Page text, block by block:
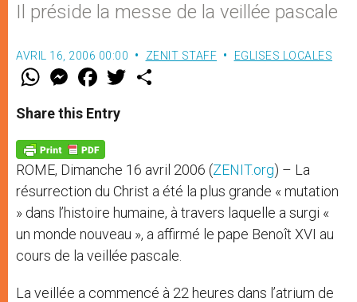
Il préside la messe de la veillée pascale
AVRIL 16, 2006 00:00 ZENIT STAFF EGLISES LOCALES
W
t
s
p
p
M
e
s
e
g
e
r
F
a
e
b
o
k
w
Share this Entry
ROME, Dimanche 16 avril 2006 (ZENIT.org) – La
résurrection du Christ a été la plus grande « mutation
» dans l’histoire humaine, à travers laquelle a surgi «
un monde nouveau », a affirmé le pape Benoît XVI au
cours de la veillée pascale.
La veillée a commencé à 22 heures dans l’atrium de